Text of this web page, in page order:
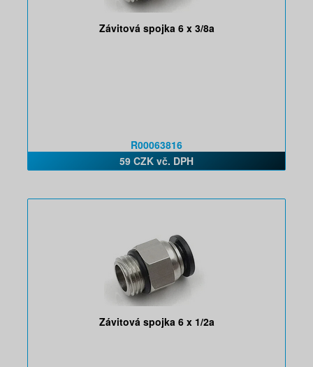
Závitová spojka 6 x 3/8a
R00063816
59 CZK vč. DPH
Závitová spojka 6 x 1/2a